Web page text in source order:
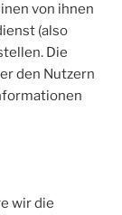
von ihnen
(also
Die
den Nutzern
wir die